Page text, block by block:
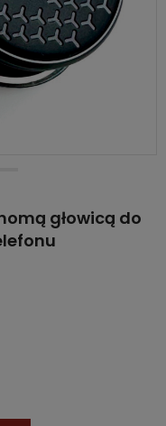
głowicą do